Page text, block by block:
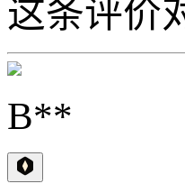
这条评价
B**